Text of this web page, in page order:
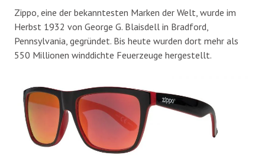
Zippo, eine der bekanntesten Marken der Welt, wurde im
Herbst 1932 von George G. Blaisdell in Bradford,
Pennsylvania, gegründet. Bis heute wurden dort mehr als
550 Millionen winddichte Feuerzeuge hergestellt.